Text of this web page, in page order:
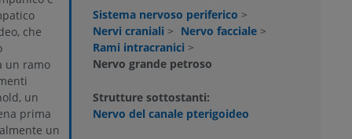
che
un ramo
un
prima
un
Sistema nervoso periferico >
Nervi craniali > Nervo facciale >
Rami intracranici >
Nervo grande petroso
Strutture sottostanti:
Nervo del canale pterigoideo